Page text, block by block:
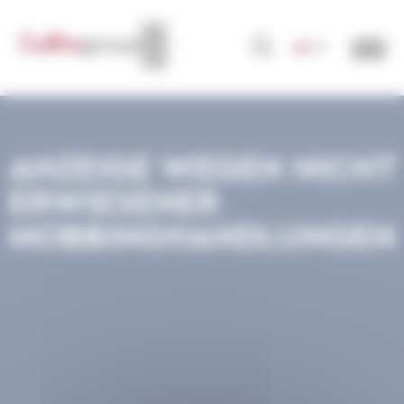
ANZEIGE WEGEN NICHT
ERWIESENER
MOBBINGHANDLUNGEN